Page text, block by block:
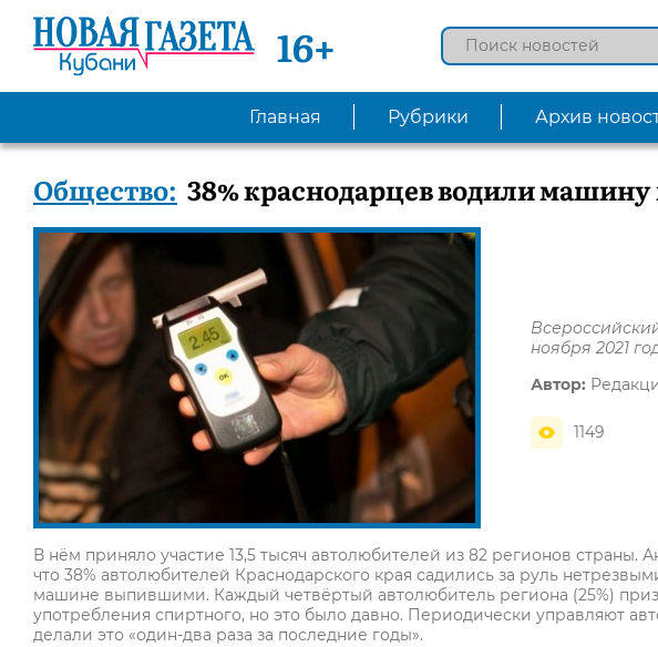
16+
Главная Рубрики Архив
Общество: 38% краснодарцев водили
ноября 2021
Автор:
1149
В нём приняло участие 13,5 тысяч автолюбителей из 82 регионов
что 38% автолюбителей Краснодарского края садились за руль
машине выпившими. Каждый четвёртый автолюбитель региона (25%)
употребления спиртного, но это было давно. Периодически управляют
делали это «один-два раза за последние годы».